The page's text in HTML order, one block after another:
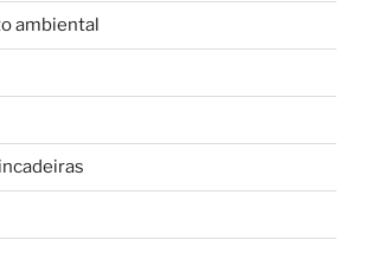
ambiental